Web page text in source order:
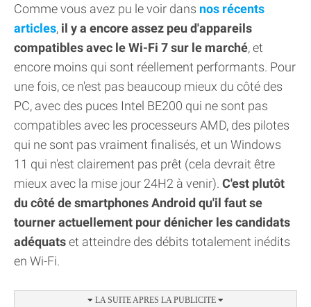
Comme vous avez pu le voir dans nos récents
articles, il y a encore assez peu d'appareils
compatibles avec le Wi-Fi 7 sur le marché, et
encore moins qui sont réellement performants. Pour
une fois, ce n'est pas beaucoup mieux du côté des
PC, avec des puces Intel BE200 qui ne sont pas
compatibles avec les processeurs AMD, des pilotes
qui ne sont pas vraiment finalisés, et un Windows
11 qui n'est clairement pas prêt (cela devrait être
mieux avec la mise jour 24H2 à venir). C'est plutôt
du côté de smartphones Android qu'il faut se
tourner actuellement pour dénicher les candidats
adéquatset atteindre des débits totalement inédits
en Wi-Fi.